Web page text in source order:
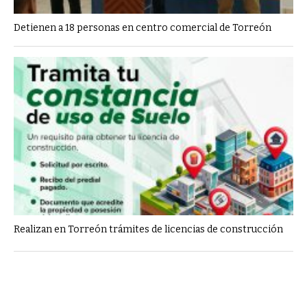
Detienen a 18 personas en centro comercial de Torreón
Realizan en Torreón trámites de licencias de construcción